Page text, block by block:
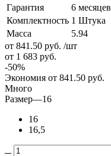
Гарантия
6 месяцев
Комплектность 1 Штука
Масса
5.94
от 841.50 руб. /шт
от 1 683 руб.
-50%
Экономия от 841.50 руб.
Много
Размер—16
16
16,5